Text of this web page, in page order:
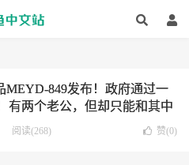
MEYD-849发布！政府通过一
有两个老公，但却只能和其中
阅读(268) 赞(0)